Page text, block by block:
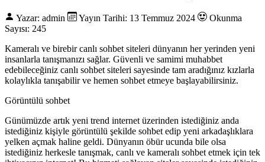
Yazar: admin Yayın Tarihi: 13 Temmuz 2024
Okunma
Sayısı: 245
Kameralı ve birebir canlı sohbet siteleri dünyanın her yerinden yeni
insanlarla tanışmanızı sağlar. Güvenli ve samimi muhabbet
edebileceğiniz canlı sohbet siteleri sayesinde tam aradığınız kızlarla
kolaylıkla tanışabilir ve hemen sohbet etmeye başlayabilirsiniz.
Görüntülü sohbet
Günümüzde artık yeni trend internet üzerinden istediğiniz anda
istediğiniz kişiyle görüntülü şekilde sohbet edip yeni arkadaşlıklara
yelken açmak haline geldi. Dünyanın öbür ucunda bile olsa
istediğiniz herkesle tanışmak, canlı ve kameralı sohbet etmek için tek